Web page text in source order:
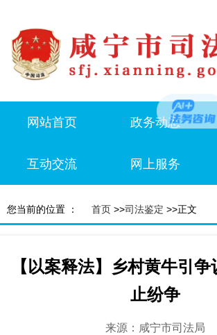
网站首页 政务动态
互动交流 网上服务
您当前的位置 ： 首页 >>司法鉴定 >>正文
【以案释法】乡村黄牛引
止纷争
来源：咸宁市司法局